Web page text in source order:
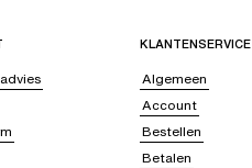
KLANTENSERVICE
Algemeen
Account
Bestellen
Betalen